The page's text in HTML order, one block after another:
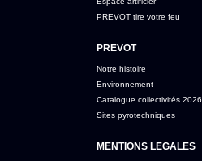
PREVOT tire votre feu
PREVOT
Notre histoire
Environnement
Catalogue collectivités 2026
Sites pyrotechniques
MENTIONS LEGALES